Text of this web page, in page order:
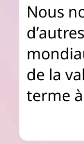
Nous
de la
terme